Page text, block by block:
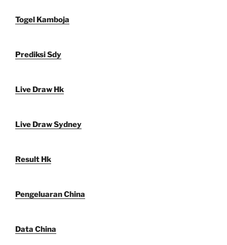
Togel Kamboja
Prediksi Sdy
Live Draw Hk
Live Draw Sydney
Result Hk
Pengeluaran China
Data China